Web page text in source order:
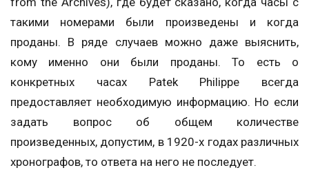
такими номерами были произведены и когда
проданы. В ряде случаев можно даже выяснить,
кому именно они были проданы. То есть о
конкретных часах Patek Philippe всегда
предоставляет необходимую информацию. Но если
задать вопрос об общем количестве
произведенных, допустим, в 1920-х годах различных
хронографов, то ответа на него не последует.